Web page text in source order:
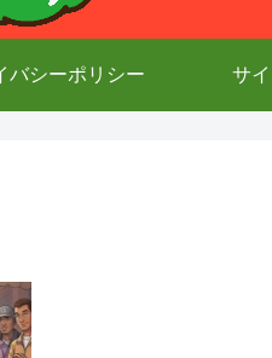
バシーポリシー サ